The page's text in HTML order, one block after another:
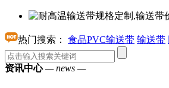
热门搜索： 食品PVC输送带 输送带
资讯中心— news —